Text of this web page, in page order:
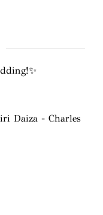
Daiza - Charles